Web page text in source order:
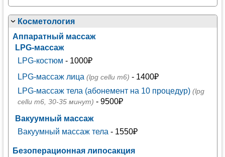
Косметология
Аппаратный массаж
LPG-массаж
LPG-костюм - 1000₽
LPG-массаж лица (lpg cellu m6) - 1400₽
LPG-массаж тела (абонемент на 10 процедур) (lpg
cellu m6, 30-35 минут) - 9500₽
Вакуумный массаж
Вакуумный массаж тела - 1550₽
Безоперационная липосакция